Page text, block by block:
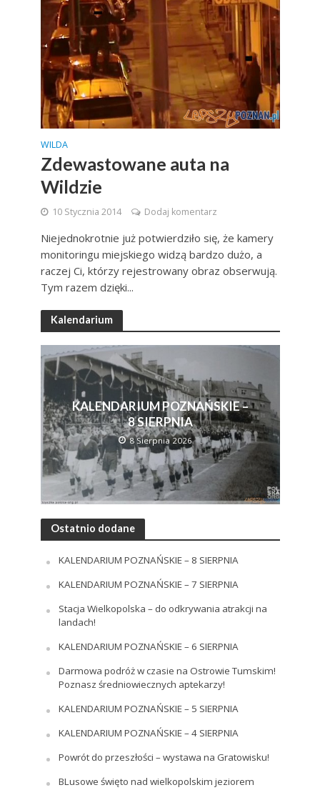
WILDA
Zdewastowane auta na
Wildzie
10 Stycznia 2014 Dodaj komentarz
Niejednokrotnie już potwierdziło się, że kamery
monitoringu miejskiego widzą bardzo dużo, a
raczej Ci, którzy rejestrowany obraz obserwują.
Tym razem dzięki...
Kalendarium
KALENDARIUM POZNAŃSKIE –
8 SIERPNIA
8 Sierpnia 2026
Ostatnio dodane
KALENDARIUM POZNAŃSKIE – 8 SIERPNIA
KALENDARIUM POZNAŃSKIE – 7 SIERPNIA
Stacja Wielkopolska – do odkrywania atrakcji na
landach!
KALENDARIUM POZNAŃSKIE – 6 SIERPNIA
Darmowa podróż w czasie na Ostrowie Tumskim!
Poznasz średniowiecznych aptekarzy!
KALENDARIUM POZNAŃSKIE – 5 SIERPNIA
KALENDARIUM POZNAŃSKIE – 4 SIERPNIA
Powrót do przeszłości – wystawa na Gratowisku!
BLusowe święto nad wielkopolskim jeziorem